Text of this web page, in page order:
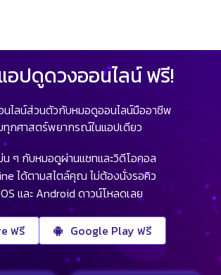
อปดูดวงออนไลน์ ฟรี!
นไลน์ส่วนตัวกับหมอดูออนไลน์มืออาชีพ
ทุกศาสตร์พยากรณ์ในแอปเดียว
ๆ กับหมอดูผ่านแชทและวิดีโอคอล
ได้ตามสไตล์คุณ ไม่ต้องนั่งรอคิว
และ Android ดาวน์โหลดเลย
ฟรี Google Play ฟรี